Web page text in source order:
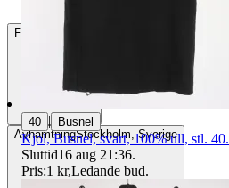
Frakt
AvhämtningStockholm, Sverige
40 | Busnel
Kjol, Busnel, svart, 100% ull, stl. 40.
Sluttid16 aug 21:36.
Pris:1 kr,Ledande bud.